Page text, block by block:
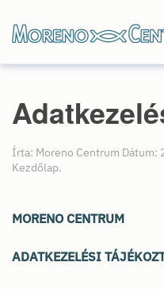
Skip to main content
Írta: Moreno Centrum Dátum:
Kezdőlap.
MORENO CENTRUM
ADATKEZELÉSI